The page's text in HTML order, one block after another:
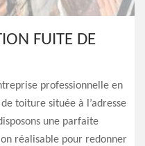
FUITE DE
professionnelle en
toiture située à l’adresse
une parfaite
réalisable pour redonner